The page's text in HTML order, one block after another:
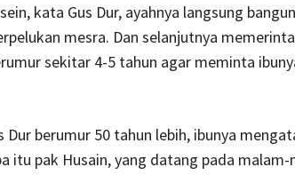
kata Gus Dur, ayahnya langsung
mesra. Dan selanjutnya
sekitar 4-5 tahun agar meminta
Dur berumur 50 tahun lebih, ibunya
itu pak Husain, yang datang pada malam-